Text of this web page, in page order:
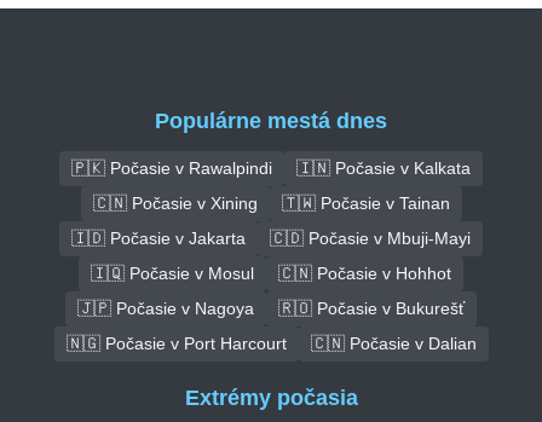
Populárne mestá dnes
🇵🇰 Počasie v Rawalpindi
🇮🇳 Počasie v Kalkata
🇨🇳 Počasie v Xining
🇹🇼 Počasie v Tainan
🇮🇩 Počasie v Jakarta
🇨🇩 Počasie v Mbuji-Mayi
🇮🇶 Počasie v Mosul
🇨🇳 Počasie v Hohhot
🇯🇵 Počasie v Nagoya
🇷🇴 Počasie v Bukurešť
🇳🇬 Počasie v Port Harcourt
🇨🇳 Počasie v Dalian
Extrémy počasia